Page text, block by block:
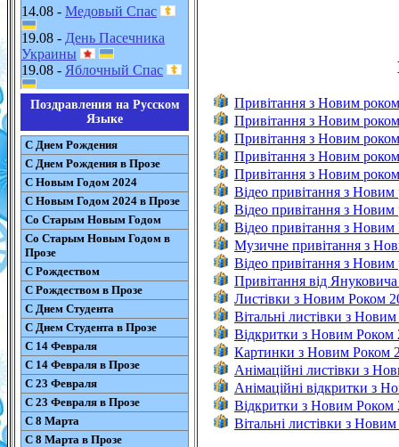
14.08 - Медовый Спас
19.08 - День Пасечника
Украины
19.08 - Яблочный Спас
Поздравления на Русском
Языке
С Днем Рождения
С Днем Рождения в Прозе
С Новым Годом 2024
С Новым Годом 2024 в Прозе
Со Старым Новым Годом
Со Старым Новым Годом в
Прозе
С Рождеством
С Рождеством в Прозе
С Днем Студента
С Днем Студента в Прозе
С 14 Февраля
С 14 Февраля в Прозе
С 23 Февраля
С 23 Февраля в Прозе
С 8 Марта
С 8 Марта в Прозе
Привітання з Новим
Привітання з Новим
Привітання з Новим
Привітання з Новим
Привітання з Новим
Відео привітання з
Відео привітання з
Відео привітання з Новим
Музичне привітання з
Відео привітання з
Привітання від
Листівки з Новим Роком
Вітальні листівки з
Відкритки з Новим Роком
Картинки з Новим Роком
Анімаційні листівки з
Анімаційні відкритки з
Відкритки з Новим Роком
Вітальні листівки з